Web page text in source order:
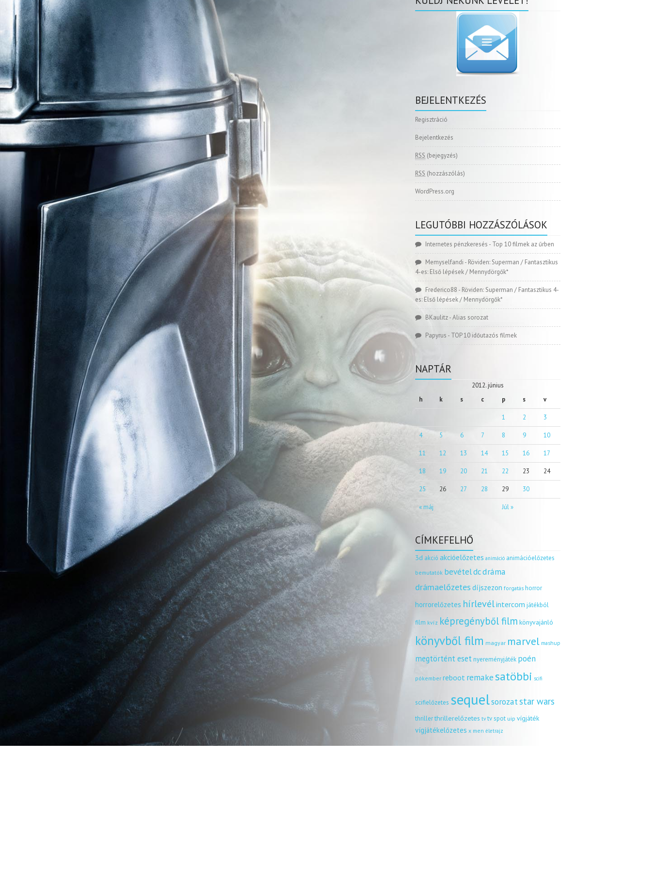
BEJELENTKEZÉS
Regisztráció
Bejelentkezés
RSS (bejegyzés)
RSS (hozzászólás)
WordPress.org
LEGUTÓBBI HOZZÁSZÓLÁSOK
Internetes pénzkeresés - Top 10 filmek az űrben
Memyselfandi - Röviden: Superman / Fantasztikus
4-es: Első lépések / Mennydörgők*
Frederico88 - Röviden: Superman / Fantasztikus 4-
es: Első lépések / Mennydörgők*
BKaulitz-Alias sorozat
Papyrus - TOP 10 időutazós filmek
NAPTÁR
2012. június
h
k s c p s v
« máj Júl »
1 2 3
4 5 6 7 8 9 10
11 12 13 14 15 16 17
18 19 20 21 22 23 24
25 26 27 28 29 30
CÍMKEFELHŐ
3d akció akcióelőzetes animáció animációelőzetes
bemutatók bevételdcdráma
drámaelőzetes díjszezon forgatás horror
horrorelőzetes hírlevélintercom játékból
film kvíz képregényből film könyvajánló
könyvből film magyar marvel mashup
megtörtént esetnyereményjáték poén
pókember reboot remakesatöbbi scifi
scifielőzetes sequelsorozatstar wars
thrillerthrillerelőzetes tv tv spot uip vígjáték
vígjátékelőzetes x men életrajz